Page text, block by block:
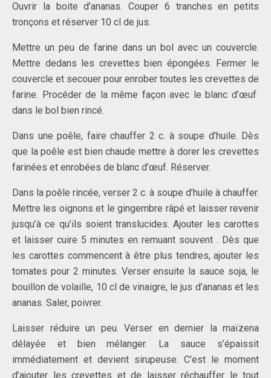
Ouvrir la boite d’ananas. Couper 6 tranches en petits
tronçons et réserver 10 cl de jus.
Mettre un peu de farine dans un bol avec un couvercle.
Mettre dedans les crevettes bien épongées. Fermer le
couvercle et secouer pour enrober toutes les crevettes de
farine. Procéder de la même façon avec le blanc d’œuf
dans le bol bien rincé.
Dans une poêle, faire chauffer 2 c. à soupe d’huile. Dès
que la poêle est bien chaude mettre à dorer les crevettes
farinées et enrobées de blanc d’œuf. Réserver.
Dans la poêle rincée, verser 2 c. à soupe d’huile à chauffer.
Mettre les oignons et le gingembre râpé et laisser revenir
jusqu’à ce qu’ils soient translucides. Ajouter les carottes
et laisser cuire 5 minutes en remuant souvent . Dès que
les carottes commencent à être plus tendres, ajouter les
tomates pour 2 minutes. Verser ensuite la sauce soja, le
bouillon de volaille, 10 cl de vinaigre, le jus d’ananas et les
ananas. Saler, poivrer.
Laisser réduire un peu. Verser en dernier la maïzena
délayée et bien mélanger. La sauce s’épaissit
immédiatement et devient sirupeuse. C’est le moment
d’ajouter les crevettes et de laisser réchauffer le tout